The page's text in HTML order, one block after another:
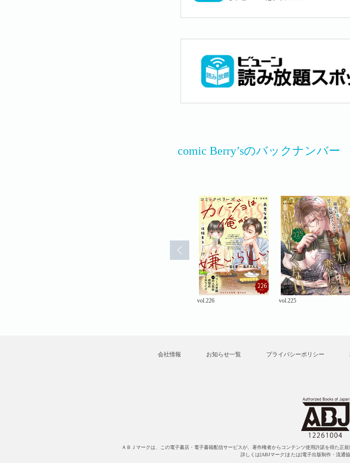
comic Berry’sのバックナンバー
vol.226 vol.225
会社情報 お知らせ一覧 プライバシーポリシー
ＡＢＪマークは、この電子書店・電子書籍配信サービスが、著作権者からコンテンツ使用許諾を得た正
詳しくは[ABJマーク]または[電子出版制作・流通